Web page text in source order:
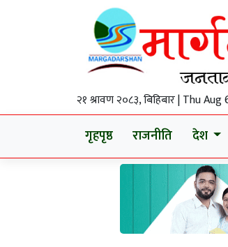
२१ श्रावण २०८३, बिहिबार | Thu
गृहपृष्ठ राजनीति देश